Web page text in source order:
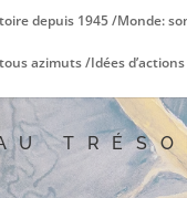
depuis 1945 /Monde:
azimuts /Idées